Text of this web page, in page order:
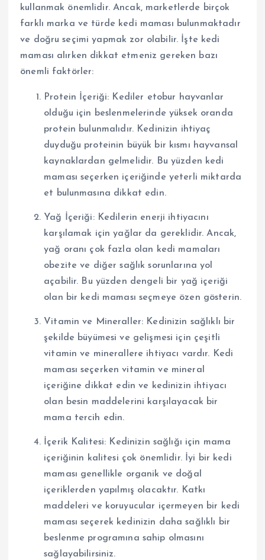
kullanmak önemlidir. Ancak, marketlerde birçok
farklı marka ve türde kedi maması bulunmaktadır
ve doğru seçimi yapmak zor olabilir. İşte kedi
maması alırken dikkat etmeniz gereken bazı
önemli faktörler:
Protein İçeriği: Kediler etobur hayvanlar
olduğu için beslenmelerinde yüksek oranda
protein bulunmalıdır. Kedinizin ihtiyaç
duyduğu proteinin büyük bir kısmı hayvansal
kaynaklardan gelmelidir. Bu yüzden kedi
maması seçerken içeriğinde yeterli miktarda
et bulunmasına dikkat edin.
Yağ İçeriği: Kedilerin enerji ihtiyacını
karşılamak için yağlar da gereklidir. Ancak,
yağ oranı çok fazla olan kedi mamaları
obezite ve diğer sağlık sorunlarına yol
açabilir. Bu yüzden dengeli bir yağ içeriği
olan bir kedi maması seçmeye özen gösterin.
Vitamin ve Mineraller: Kedinizin sağlıklı bir
şekilde büyümesi ve gelişmesi için çeşitli
vitamin ve minerallere ihtiyacı vardır. Kedi
maması seçerken vitamin ve mineral
içeriğine dikkat edin ve kedinizin ihtiyacı
olan besin maddelerini karşılayacak bir
mama tercih edin.
İçerik Kalitesi: Kedinizin sağlığı için mama
içeriğinin kalitesi çok önemlidir. İyi bir kedi
maması genellikle organik ve doğal
içeriklerden yapılmış olacaktır. Katkı
maddeleri ve koruyucular içermeyen bir kedi
maması seçerek kedinizin daha sağlıklı bir
beslenme programına sahip olmasını
sağlayabilirsiniz.